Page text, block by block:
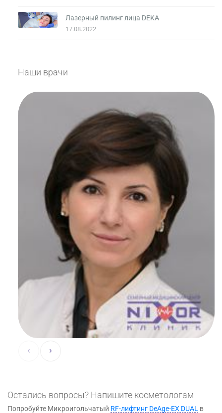
Лазерный пилинг лица DEKA
17.08.2022
Наши врачи
‹ ›
Остались вопросы? Напишите косметологам
Попробуйте Микроигольчатый RF-лифтинг DeAge-EX DUAL в